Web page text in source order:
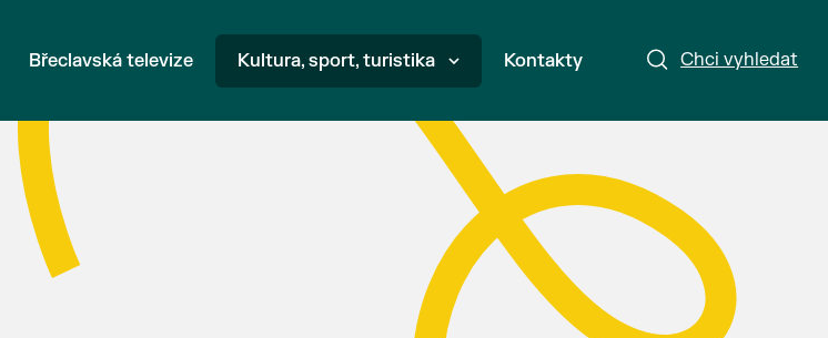
Chci vyhledat
Břeclavská televize Kultura, sport, turistika Kontakty